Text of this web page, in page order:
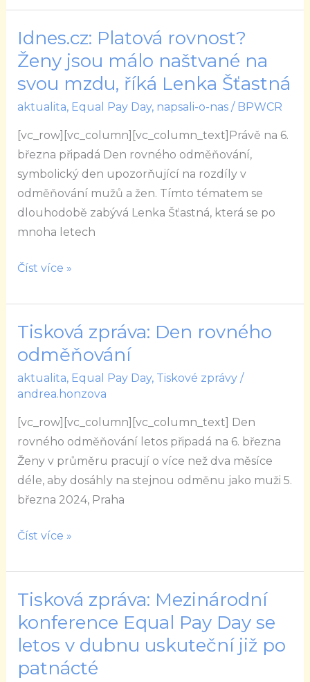
Idnes.cz: Platová rovnost?
Ženy jsou málo naštvané na
svou mzdu, říká Lenka Šťastná
aktualita, Equal Pay Day, napsali-o-nas/ BPWCR
[vc_row][vc_column][vc_column_text]Právě na 6.
března připadá Den rovného odměňování,
symbolický den upozorňující na rozdíly v
odměňování mužů a žen. Tímto tématem se
dlouhodobě zabývá Lenka Šťastná, která se po
mnoha letech
Idnes.cz:
Platová
rovnost?
Ženy
jsou
málo
naštvané
na
svou
mzdu,
říká
Šťastná
Číst více »
Tisková zpráva: Den rovného
odměňování
aktualita, Equal Pay Day, Tiskové zprávy/
andrea.honzova
[vc_row][vc_column][vc_column_text] Den
rovného odměňování letos připadá na 6. března
Ženy v průměru pracují o více než dva měsíce
déle, aby dosáhly na stejnou odměnu jako muži 5.
března 2024, Praha
Tisková
zpráva:
rovného
Číst více »
Tisková zpráva: Mezinárodní
konference Equal Pay Day se
letos v dubnu uskuteční již po
patnácté
Tisková
zpráva:
Mezinárodní
konference
Equal